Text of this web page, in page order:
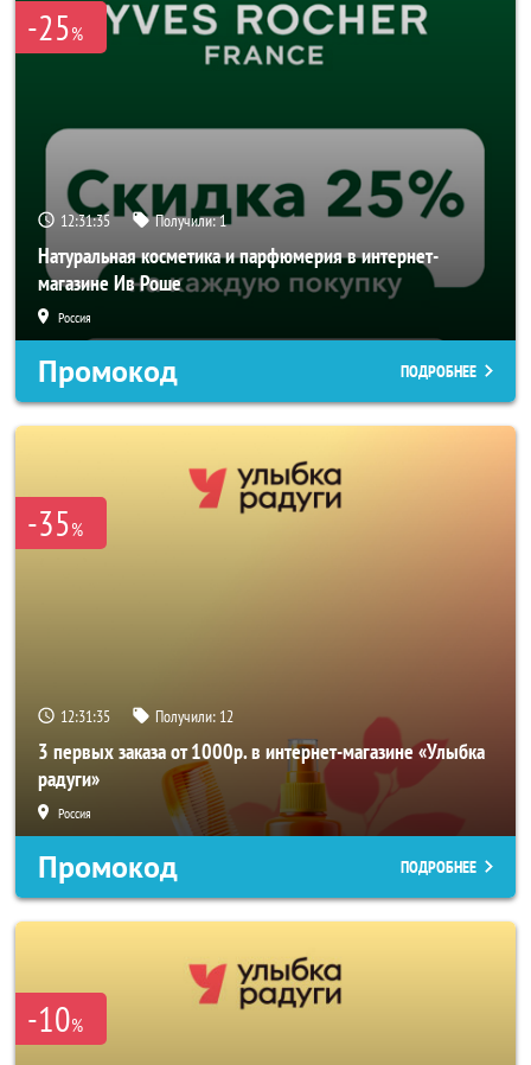
-25%
12:31:33 Получили:1
Натуральная косметика и парфюмерия в интернет-
магазине Ив Роше
Россия
Промокод ПОДРОБНЕЕ
-35%
12:31:33 Получили: 12
3 первых заказа от 1000р. в интернет-магазине «Улыбка
радуги»
Россия
Промокод ПОДРОБНЕЕ
-10%